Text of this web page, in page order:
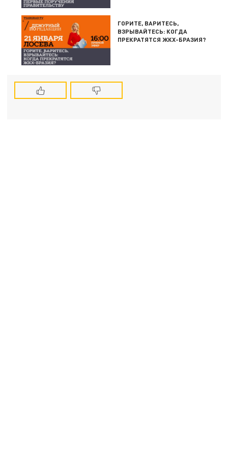
ГОРИТЕ, ВАРИТЕСЬ,
ВЗРЫВАЙТЕСЬ: КОГДА
ПРЕКРАТЯТСЯ ЖКХ-БРАЗИЯ?